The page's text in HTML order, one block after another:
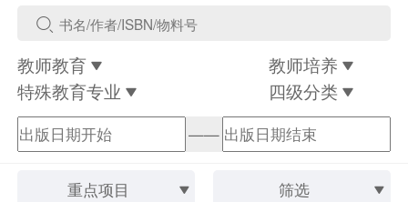
教师教育
教师培养
特殊教育专业
四级分类
——
重点项目 筛选